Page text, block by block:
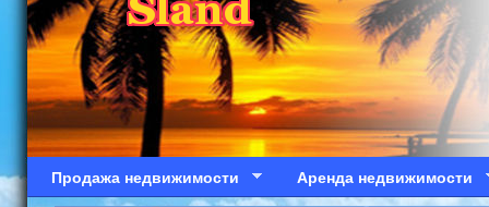
Продажа недвижимости Аренда недвижимости